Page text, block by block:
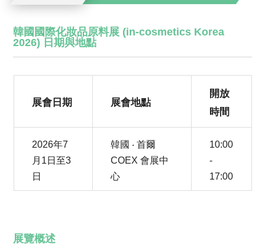
韓國國際化妝品原料展 (in-cosmetics Korea
2026) 日期與地點
展會日期 展會地點
開放
時間
2026年7
月1日至3
日
韓國 ‧ 首爾
COEX 會展中
心
10:00
-
17:00
展覽概述